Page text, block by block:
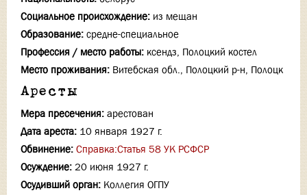
Социальное происхождение: из мещан
Образование: средне-специальное
Профессия / место работы: ксендз, Полоцкий костел
Место проживания: Витебская обл., Полоцкий р-н, Полоцк
Аресты
Мера пресечения: арестован
Дата ареста: 10 января 1927 г.
Обвинение: Справка:Статья 58 УК РСФСР
Осуждение: 20 июня 1927 г.
Осудивший орган: Коллегия ОГПУ